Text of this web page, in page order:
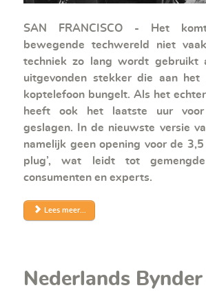
SAN FRANCISCO - Het
bewegende techwereld niet
techniek zo lang wordt gebruikt
uitgevonden stekker die aan het
koptelefoon bungelt. Als het
heeft ook het laatste uur
geslagen. In de nieuwste versie
namelijk geen opening voor de 3,5
plug’, wat leidt tot
consumenten en experts.
Lees meer...
Nederlands